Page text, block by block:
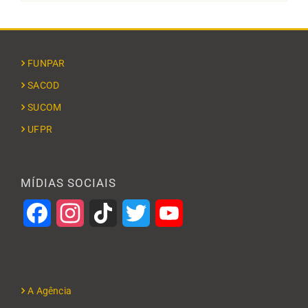
FUNPAR
SACOD
SUCOM
UFPR
MÍDIAS SOCIAIS
FacebookInstagramTikTok Twitter
A Agência